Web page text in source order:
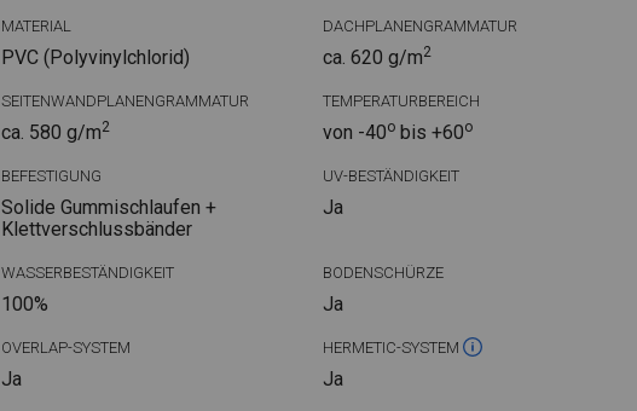
MATERIAL
PVC (Polyvinylchlorid)
DACHPLANENGRAMMATUR
ca. 620 g/m2
SEITENWANDPLANENGRAMMATUR
ca. 580 g/m2
TEMPERATURBEREICH
von -40obis +60o
BEFESTIGUNG
Solide Gummischlaufen +
Klettverschlussbänder
UV-BESTÄNDIGKEIT
Ja
WASSERBESTÄNDIGKEIT
100%
BODENSCHÜRZE
Ja
OVERLAP-SYSTEM
Ja
HERMETIC-SYSTEM
Ja